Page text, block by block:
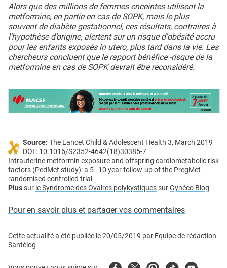
Alors que des millions de femmes enceintes utilisent la
metformine, en partie en cas de SOPK, mais le plus
souvent de diabète gestationnel, ces résultats, contraires à
l'hypothèse d’origine, alertent sur un risque d'obésité accru
pour les enfants exposés in utero, plus tard dans la vie. Les
chercheurs concluent que le rapport bénéfice -risque de la
metformine en cas de SOPK devrait être reconsidéré.
Source: The Lancet Child & Adolescent Health 3, March 2019
DOI : 10.1016/S2352-4642(18)30385-7
Intrauterine metformin exposure and offspring cardiometabolic risk
factors (PedMet study): a 5–10 year follow-up of the PregMet
randomised controlled trial
Plussur le Syndrome des Ovaires polykystiquessurGynéco Blog
Pour en savoir plus et partager vos commentaires
Cette actualité a été publiée le20/05/2019 par Équipe de rédaction
Santélog